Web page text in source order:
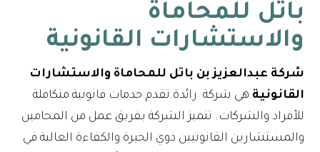
باتل للمحاماة
والاستشارات القانونية
شركة عبدالعزيز بن باتل للمحاماة والاستشارات
القانونية هي شركة رائدة تقدم خدمات قانونية متكاملة
للأفراد والشركات. تتميز الشركة بفريق عمل من المحامين
والمستشارين القانونيين ذوي الخبرة والكفاءة العالية في